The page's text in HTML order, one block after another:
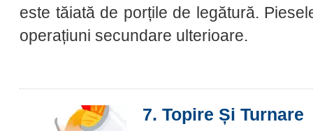
este tăiată de porțile de legătură.
operațiuni secundare ulterioare.
7. Topire Și Turnare